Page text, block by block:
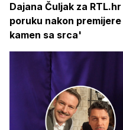
Dajana Čuljak za
poruku nakon
kamen sa srca'